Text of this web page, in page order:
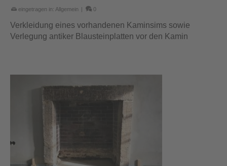
eingetragen in: Allgemein | 0
Verkleidung eines vorhandenen Kaminsims sowie
Verlegung antiker Blausteinplatten vor den Kamin